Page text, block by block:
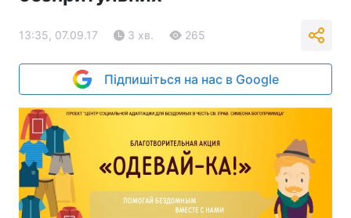
13:35, 07.09.17 3 хв. 265
Підпишіться на нас в Google